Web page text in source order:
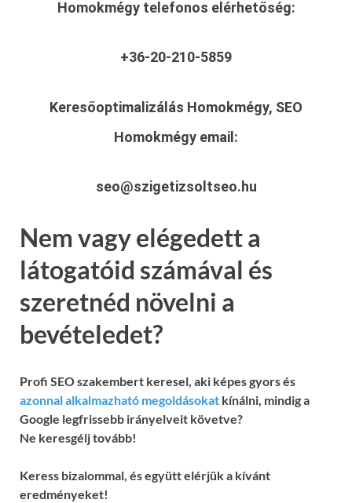
Homokmégy telefonos elérhetőség:
+36-20-210-5859
Keresőoptimalizálás Homokmégy, SEO
Homokmégy email:
seo@szigetizsoltseo.hu
Nem vagy elégedett a
látogatóid számával és
szeretnéd növelni a
bevételedet?
Profi SEO szakembert keresel, aki képes gyors és
azonnal alkalmazható megoldásokat kínálni, mindig a
Google legfrissebb irányelveit követve?
Ne keresgélj tovább!
Keress bizalommal, és együtt elérjük a kívánt
eredményeket!